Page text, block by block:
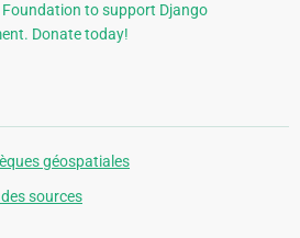
to support Django
Donate today!
géospatiales
sources